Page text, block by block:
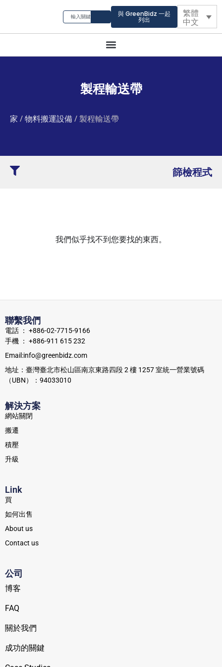
與 GreenBidz 一起
列出
繁體
中文
製程輸送帶
家 /物料搬運設備/ 製程輸送帶
篩檢程式
我們似乎找不到您要找的東西。
解決方案
網站關閉
搬遷
積壓
升級
Link
買
如何出售
About us
Contact us
公司
博客
FAQ
關於我們
成功的關鍵
聯繫我們
電話 ： +886-02-7715-9166
手機 ： +886-911 615 232
Email:info@greenbidz.com
地址：臺灣臺北市松山區南京東路四段 2 樓 1257 室統一營業號碼
（UBN）：94033010